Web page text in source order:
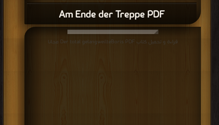
Am Ende der Treppe PDF
قراءة و تحميل كتاب Der total gelangweilteBoris PDF مجانا